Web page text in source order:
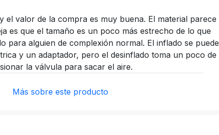
el valor de la compra es muy buena. El material parece
es que el tamaño es un poco más estrecho de lo que
para alguien de complexión normal. El inflado se puede
y un adaptador, pero el desinflado toma un poco de
la válvula para sacar el aire.
Más sobre este producto